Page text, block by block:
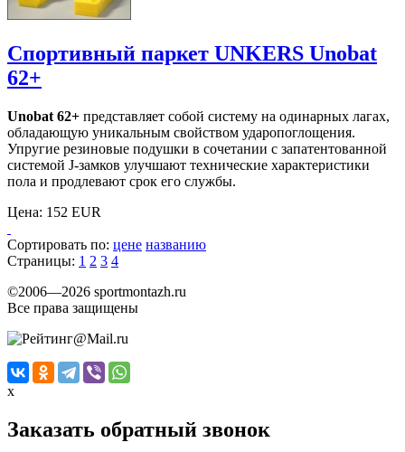
Спортивный паркет UNKERS Unobat
62+
Unobat 62+ представляет собой систему на одинарных лагах,
обладающую уникальным свойством ударопоглощения.
Упругие резиновые подушки в сочетании с запатентованной
системой J-замков улучшают технические характеристики
пола и продлевают срок его службы.
Цена: 152 EUR
Сортировать по: цене названию
Страницы: 1 2 3 4
©2006—2026 sportmontazh.ru
Все права защищены
x
Заказать обратный звонок